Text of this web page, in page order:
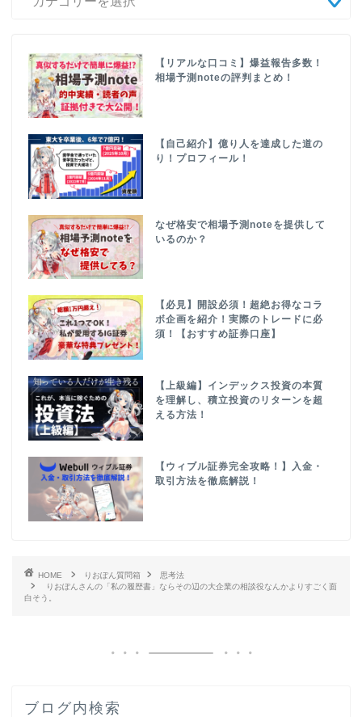
【リアルな口コミ】爆益報告多数！
相場予測noteの評判まとめ！
【自己紹介】億り人を達成した道の
り！プロフィール！
なぜ格安で相場予測noteを提供して
いるのか？
【必見】開設必須！超絶お得なコラ
ボ企画を紹介！実際のトレードに必
須！【おすすめ証券口座】
【上級編】インデックス投資の本質
を理解し、積立投資のリターンを超
える方法！
【ウィブル証券完全攻略！】入金・
取引方法を徹底解説！
HOME りおぽん質問箱
思考法
りおぽんさんの「私の履歴書」ならその辺の大企業の相談役なんかよりすごく面
白そう。
ブログ内検索